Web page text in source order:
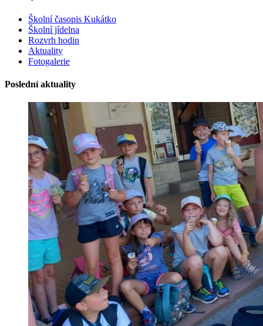
Školní časopis Kukátko
Školní jídelna
Rozvrh hodin
Aktuality
Fotogalerie
Poslední aktuality